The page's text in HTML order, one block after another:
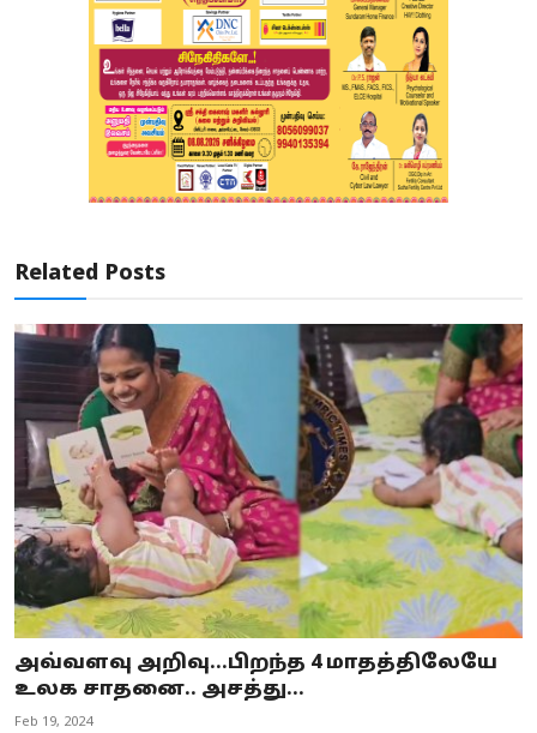
Related Posts
அவ்வளவு அறிவு...பிறந்த 4 மாதத்திலேயே
உலக சாதனை.. அசத்து...
Feb 19, 2024